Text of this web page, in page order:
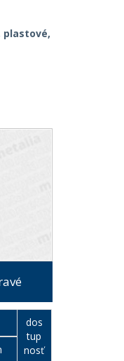
plastové,
dos
tup
nosť